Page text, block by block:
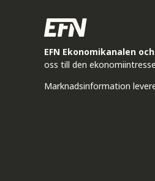
EFN Ekonomikanalen
oss till den
Marknadsinformation